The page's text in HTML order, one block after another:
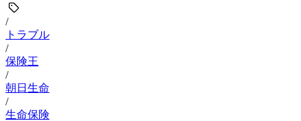
/
トラブル
/
保険王
/
朝日生命
/
生命保険